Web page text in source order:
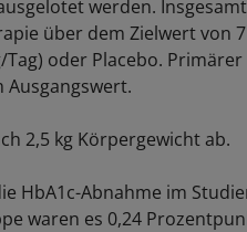
werden.
über dem Zielwert von
oder Placebo.
Ausgangswert.
2,5 kg Körpergewicht ab.
HbA1c-Abnahme im
waren es 0,24